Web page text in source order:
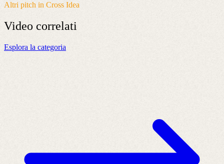
Altri pitch in Cross Idea
Video correlati
Esplora la categoria